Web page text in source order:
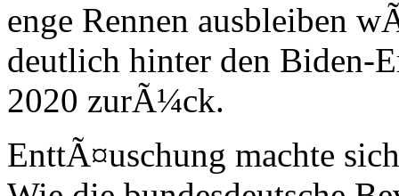
enge Rennen ausbleiben
deutlich hinter den Biden-
2020 zurÃ¼ck.
EnttÃ¤uschung machte